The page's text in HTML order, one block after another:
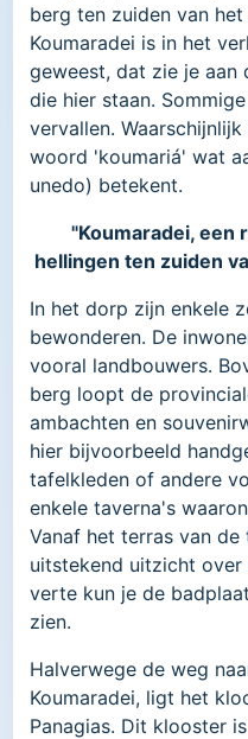
berg ten zuiden van
Koumaradei is in het
geweest, dat zie je aan
die hier staan.
vervallen.
woord 'koumariá' wat
unedo) betekent.
"Koumaradei, een
hellingen ten zuiden
In het dorp zijn enkele
bewonderen. De
vooral landbouwers.
berg loopt de
ambachten en
hier bijvoorbeeld
tafelkleden of andere
enkele taverna's
Vanaf het terras van de
uitstekend uitzicht
verte kun je de
zien.
Halverwege de weg
Koumaradei, ligt het
Panagias. Dit klooster